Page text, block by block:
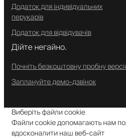
Додаток для індивідуальних
перукарів
Додаток для відвідувачів
Дійте негайно.
Почніть безкоштовну пробну
Заплануйте демо-дзвінок
Виберіть файли cookie
Файли cookie допомагають нам
вдосконалити наш веб-сайт